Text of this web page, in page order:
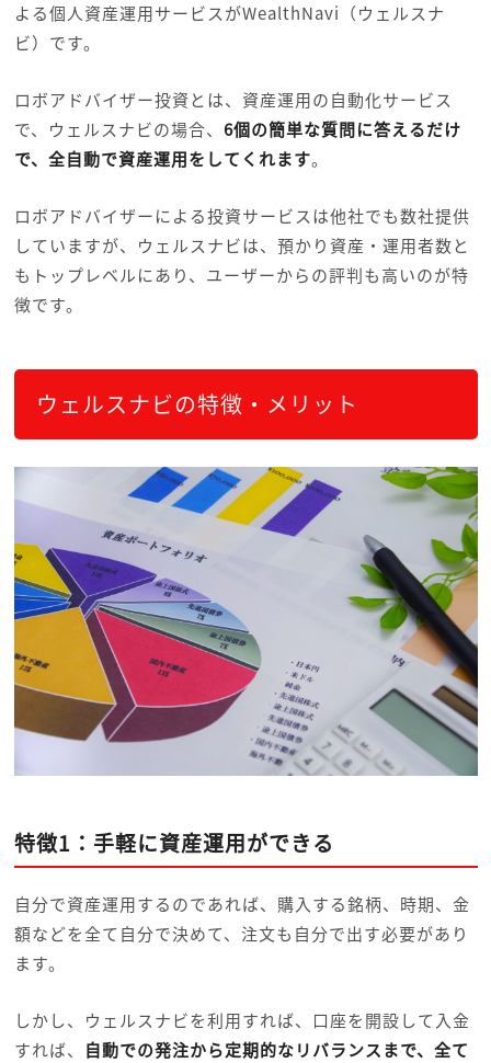
よる個人資産運用サービスがWealthNavi（ウェルスナ
ビ）です。
ロボアドバイザー投資とは、資産運用の自動化サービス
で、ウェルスナビの場合、 6個の簡単な質問に答えるだけ
で、全自動で資産運用をしてくれます。
ロボアドバイザーによる投資サービスは他社でも数社提供
していますが、ウェルスナビは、預かり資産・運用者数と
もトップレベルにあり、ユーザーからの評判も高いのが特
徴です。
ウェルスナビの特徴・メリット
特徴1：手軽に資産運用ができる
自分で資産運用するのであれば、購入する銘柄、時期、金
額などを全て自分で決めて、注文も自分で出す必要があり
ます。
しかし、ウェルスナビを利用すれば、口座を開設して入金
すれば、 自動での発注から定期的なリバランスまで、全て